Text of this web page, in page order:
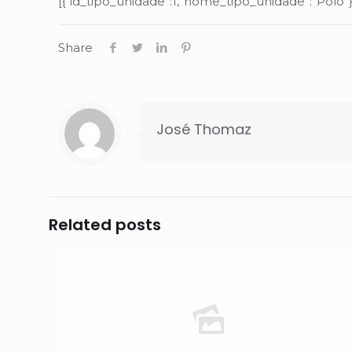
Share
José Thomaz
Related posts